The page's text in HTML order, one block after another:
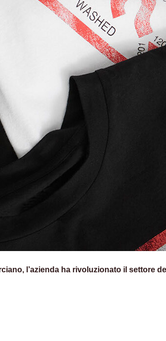
l’azienda ha rivoluzionato il settore